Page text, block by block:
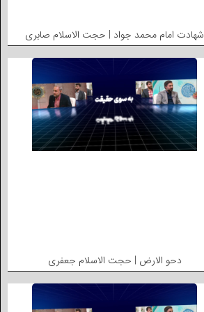
شهادت امام محمد جواد | حجت الاسلام صابری
دحو الارض | حجت الاسلام جعفری